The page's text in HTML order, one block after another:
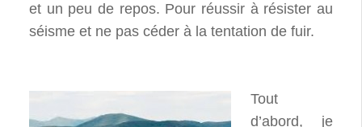
et un peu de repos. Pour réussir à résister au
séisme et ne pas céder à la tentation de fuir.
Tout
d’abord, je